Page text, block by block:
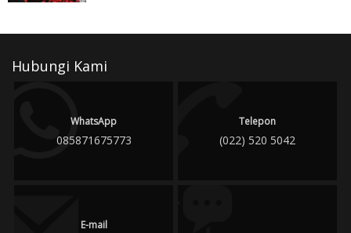
Hubungi Kami
WhatsApp
085871675773
Telepon
(022) 520 5042
E-mail